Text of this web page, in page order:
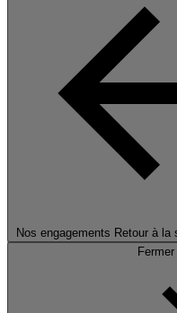
Nos engagements Retour à la